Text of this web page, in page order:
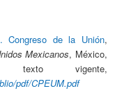
Congreso de la Unión,
Mexicanos, México,
texto vigente,
pdf/CPEUM.pdf